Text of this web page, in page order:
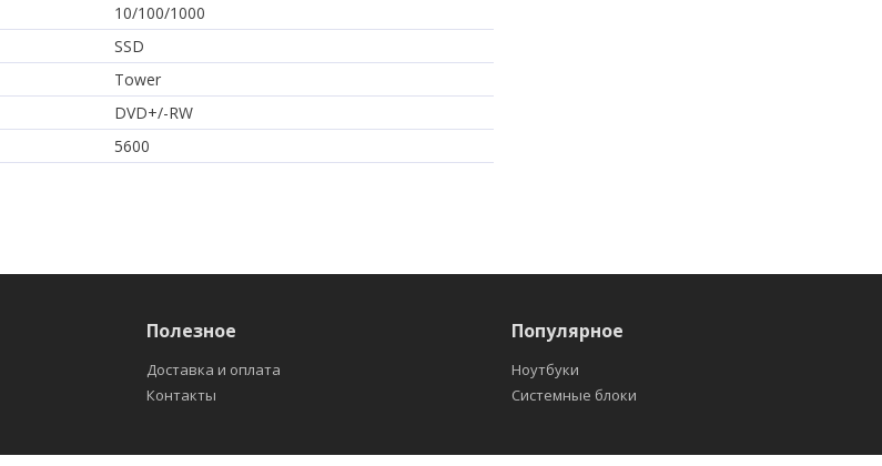
10/100/1000
SSD
Tower
DVD+/-RW
5600
Полезное
Доставка и оплата
Контакты
Популярное
Ноутбуки
Системные блоки